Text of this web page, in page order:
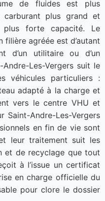
de fluides est plus
plus grand et
plus forte capacité. Le
agréée est d’autant
d’un utilitaire ou d’un
Les-Vergers suit le
véhicules particuliers :
adapté à la charge et
vers le centre VHU et
Saint-Andre-Les-Vergers
en fin de vie sont
leur traitement suit les
et de recyclage que tout
à l’issue un certificat
en charge officielle du
pour clore le dossier